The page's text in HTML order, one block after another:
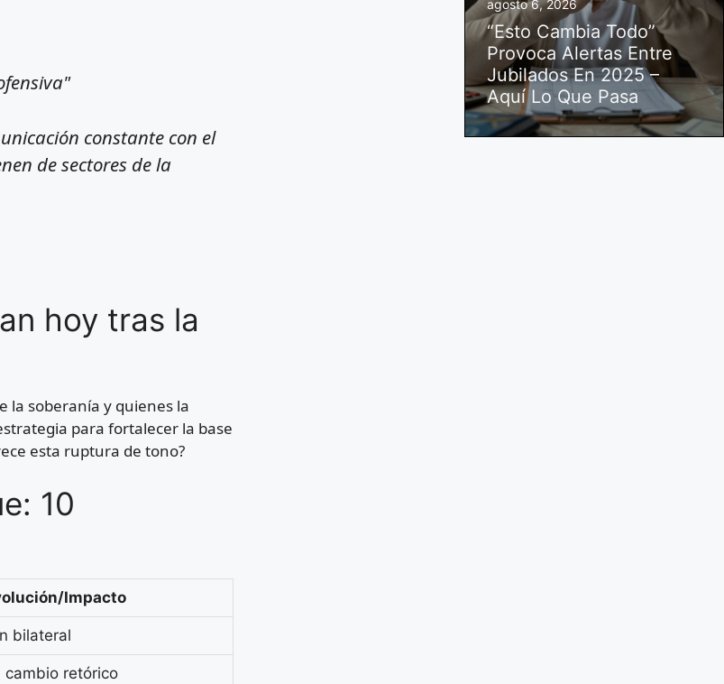
constante con el
de sectores de la
hoy tras la
la soberanía y quienes la
para fortalecer la base
esta ruptura de tono?
10
Impacto
bilateral
cambio retórico
agosto 6, 2026
“Esto Cambia Todo”
Provoca Alertas Entre
Jubilados En 2025 –
Aquí Lo Que Pasa